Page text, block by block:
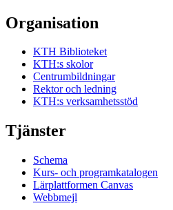
Organisation
KTH Biblioteket
KTH:s skolor
Centrumbildningar
Rektor och ledning
KTH:s verksamhetsstöd
Tjänster
Schema
Kurs- och programkatalogen
Lärplattformen Canvas
Webbmejl